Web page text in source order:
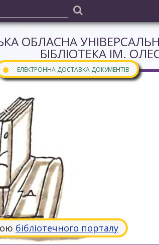
ОБЛАСНА
БІБЛІОТЕКА ІМ.
● ЕЛЕКТРОННА ДОСТАВКА ДОКУМЕНТІВ
бібліотечного порталу